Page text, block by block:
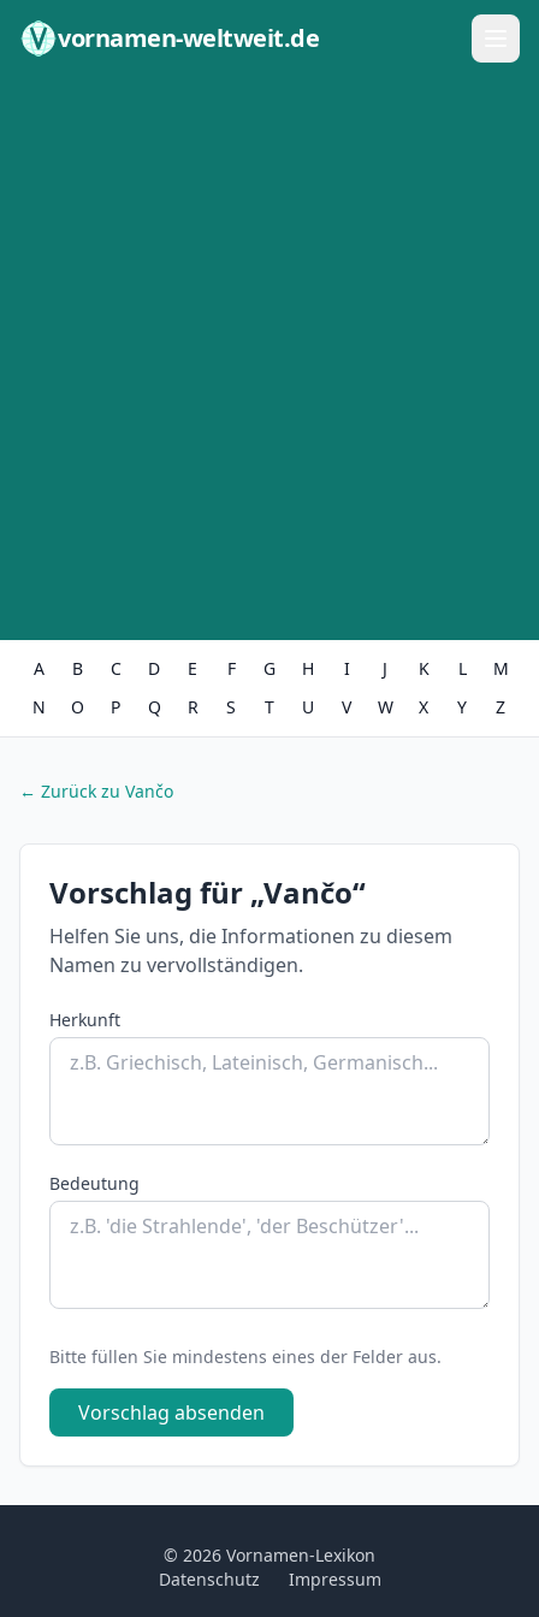
vornamen-weltweit.de
A B C D E F G H I J K L
M
N
O P Q R S T U V W X Y Z
← Zurück zu Vančo
Vorschlag für „Vančo“
Helfen Sie uns, die Informationen zu diesem
Namen zu vervollständigen.
Herkunft
Bedeutung
Bitte füllen Sie mindestens eines der Felder aus.
Vorschlag absenden
© 2026 Vornamen-Lexikon
Datenschutz
Impressum